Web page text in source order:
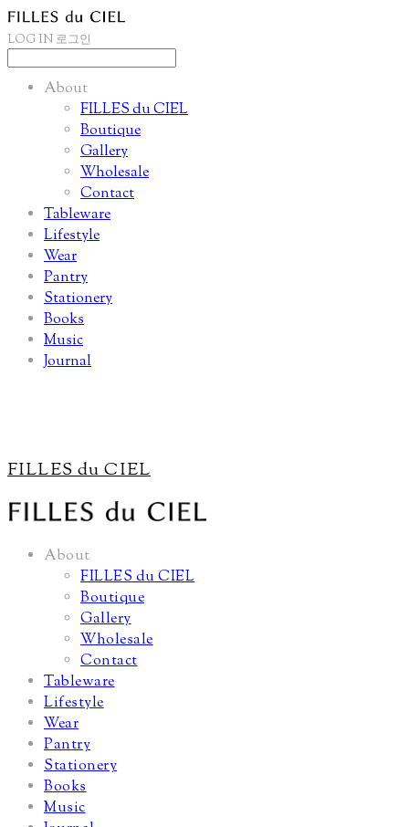
LOG IN 로그인
About
FILLES du CIEL
Boutique
Gallery
Wholesale
Contact
Tableware
Lifestyle
Wear
Pantry
Stationery
Books
Music
Journal
FILLES du CIEL
About
FILLES du CIEL
Boutique
Gallery
Wholesale
Contact
Tableware
Lifestyle
Wear
Pantry
Stationery
Books
Music